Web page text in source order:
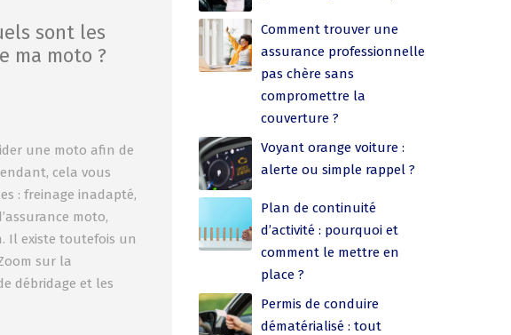
sont les
ma moto ?
une moto afin de
cela vous
: freinage inadapté,
moto,
Il existe toutefois un
sur la
débridage et les
Comment trouver une
assurance professionnelle
pas chère sans
compromettre la
couverture ?
Voyant orange voiture :
alerte ou simple rappel ?
Plan de continuité
d’activité : pourquoi et
comment le mettre en
place ?
Permis de conduire
dématérialisé : tout